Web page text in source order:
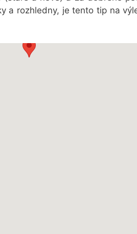
a rozhledny, je tento tip na